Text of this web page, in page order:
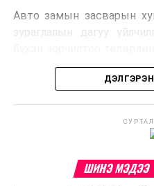
Ийнхүү лаг хатаах,
улсад өргөн ашиглаж
Авто замын засварын
зураглалын дагуу
бодлогын газраас
ШИНЭ МЭДЭЭ